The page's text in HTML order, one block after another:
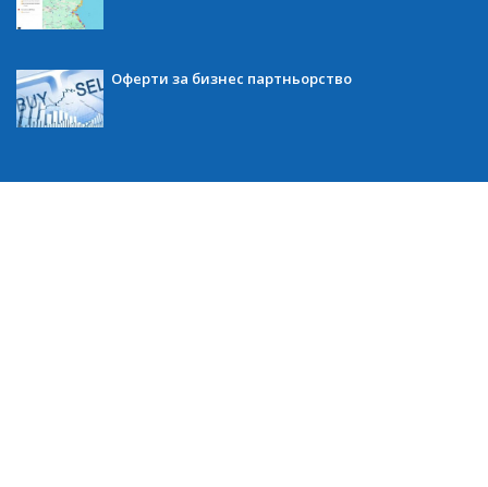
Оферти за бизнес партньорство